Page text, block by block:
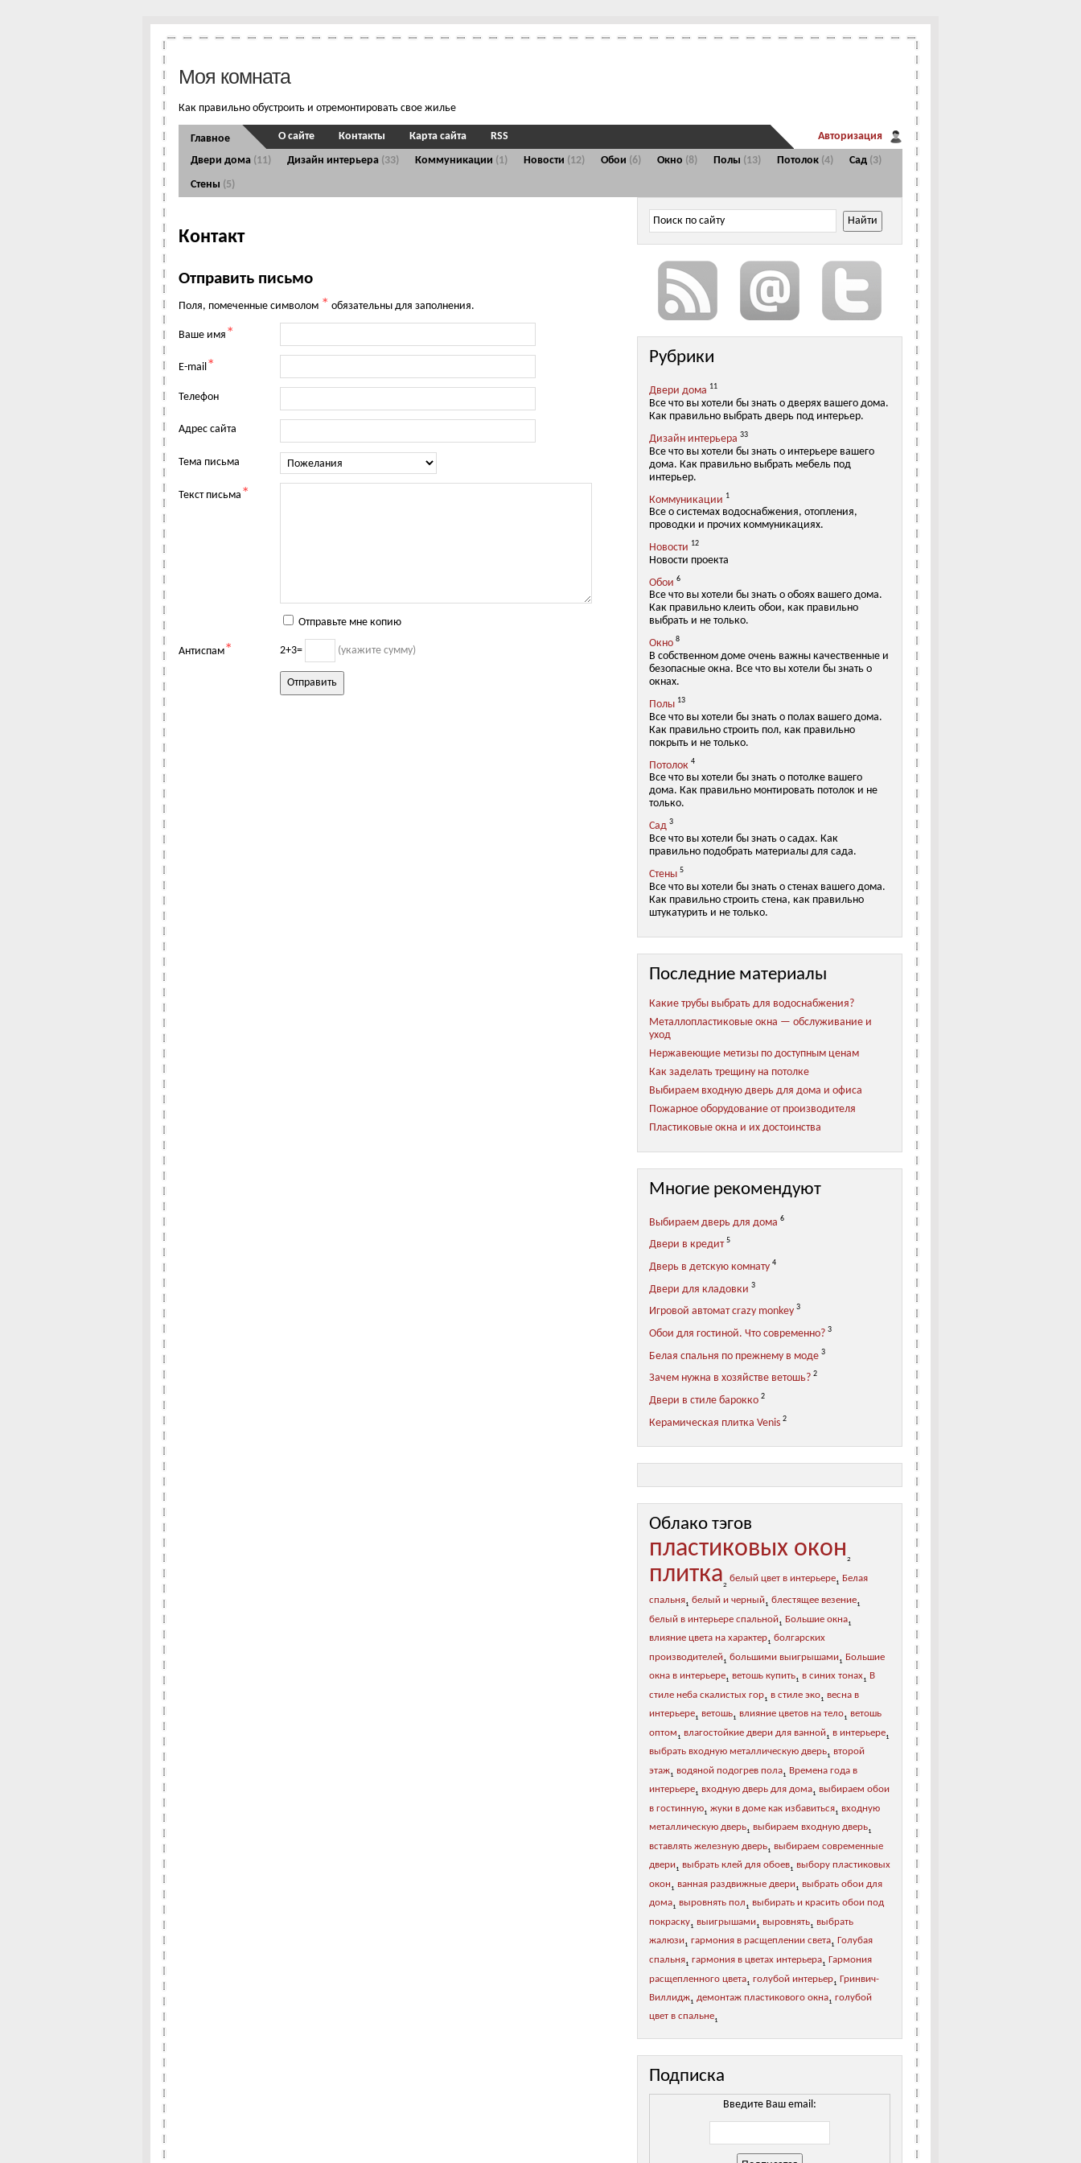
Моя комната
Как правильно обустроить и отремонтировать свое жилье
Главное
Двери дома (11) Дизайн интерьера (33) Коммуникации (1) Новости (12) Обои (6) Окно (8) Полы (13) Потолок (4) Сад (3)
Стены (5)
О сайте Контакты Карта сайта RSS Авторизация
Контакт
Отправить письмо
Поля, помеченные символом * обязательны для заполнения.
Ваше имя *
E-mail*
Телефон
Адрес сайта
Тема письма
Текст письма *
Отправьте мне копию
Антиспам* 2+3= (укажите сумму)
Рубрики
Двери дома 11
Все что вы хотели бы знать о дверях вашего дома.
Как правильно выбрать дверь под интерьер.
Дизайн интерьера 33
Все что вы хотели бы знать о интерьере вашего
дома. Как правильно выбрать мебель под
интерьер.
Коммуникации 1
Все о системах водоснабжения, отопления,
проводки и прочих коммуникациях.
Новости 12
Новости проекта
Обои 6
Все что вы хотели бы знать о обоях вашего дома.
Как правильно клеить обои, как правильно
выбрать и не только.
Окно 8
В собственном доме очень важны качественные и
безопасные окна. Все что вы хотели бы знать о
окнах.
Полы 13
Все что вы хотели бы знать о полах вашего дома.
Как правильно строить пол, как правильно
покрыть и не только.
Потолок 4
Все что вы хотели бы знать о потолке вашего
дома. Как правильно монтировать потолок и не
только.
Сад 3
Все что вы хотели бы знать о садах. Как
правильно подобрать материалы для сада.
Стены 5
Все что вы хотели бы знать о стенах вашего дома.
Как правильно строить стена, как правильно
штукатурить и не только.
Последние материалы
Какие трубы выбрать для водоснабжения?
Металлопластиковые окна — обслуживание и
уход
Нержавеющие метизы по доступным ценам
Как заделать трещину на потолке
Выбираем входную дверь для дома и офиса
Пожарное оборудование от производителя
Пластиковые окна и их достоинства
Многие рекомендуют
Выбираем дверь для дома 6
Двери в кредит 5
Дверь в детскую комнату 4
Двери для кладовки 3
Игровой автомат crazy monkey 3
Обои для гостиной. Что современно? 3
Белая спальня по прежнему в моде 3
Зачем нужна в хозяйстве ветошь? 2
Двери в стиле барокко 2
Керамическая плитка Venis 2
Облако тэгов
пластиковых окон 2
плитка2
белый цвет в интерьере1 Белая
спальня1 белый и черный1 блестящее везение1
белый в интерьере спальной1 Большие окна1
влияние цвета на характер1 болгарских
производителей1 большими выигрышами1
Большие
окна в интерьере1 ветошь купить1 в синих тонах1
В
стиле неба скалистых гор1 в стиле эко1
весна в
интерьере1 ветошь1 влияние цветов на тело1
ветошь
оптом 1 влагостойкие двери для ванной1 в интерьере1
выбрать входную металлическую дверь1 второй
этаж1 водяной подогрев пола1
Времена года в
интерьере1 входную дверь для дома1 выбираем обои
в гостинную1 жуки в доме как избавиться1
входную
металлическую дверь1 выбираем входную дверь1
вставлять железную дверь1
выбираем современные
двери1 выбрать клей для обоев1 выбору пластиковых
окон 1 ванная раздвижные двери1
выбрать обои для
дома1 выровнять пол 1 выбирать и красить обои под
покраску1 выигрышами1 выровнять1
выбрать
жалюзи1 гармония в расщеплении света1 Голубая
спальня1 гармония в цветах интерьера1
Гармония
расщепленного цвета1 голубой интерьер1
Гринвич-
Виллидж1 демонтаж пластикового окна1 голубой
цвет в спальне1
Подписка
Введите Ваш email: